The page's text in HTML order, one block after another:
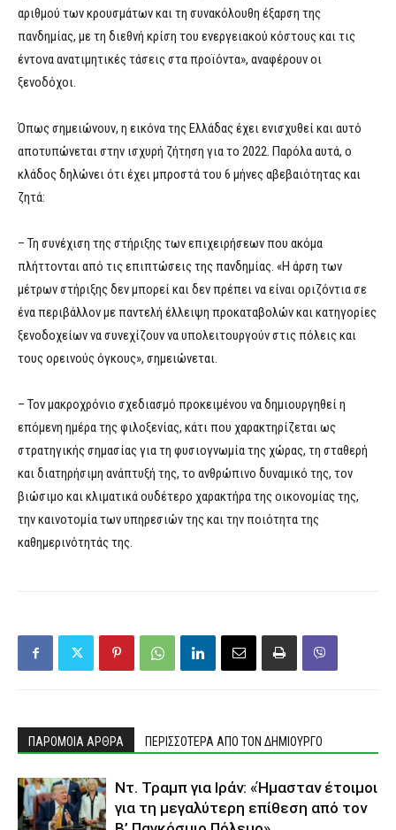
αριθμού των κρουσμάτων και τη συνακόλουθη έξαρση της
πανδημίας, με τη διεθνή κρίση του ενεργειακού κόστους και τις
έντονα ανατιμητικές τάσεις στα προϊόντα», αναφέρουν οι
ξενοδόχοι.
Όπως σημειώνουν, η εικόνα της Ελλάδας έχει ενισχυθεί και αυτό
αποτυπώνεται στην ισχυρή ζήτηση για το 2022. Παρόλα αυτά, ο
κλάδος δηλώνει ότι έχει μπροστά του 6 μήνες αβεβαιότητας και
ζητά:
– Τη συνέχιση της στήριξης των επιχειρήσεων που ακόμα
πλήττονται από τις επιπτώσεις της πανδημίας. «Η άρση των
μέτρων στήριξης δεν μπορεί και δεν πρέπει να είναι οριζόντια σε
ένα περιβάλλον με παντελή έλλειψη προκαταβολών και κατηγορίες
ξενοδοχείων να συνεχίζουν να υπολειτουργούν στις πόλεις και
τους ορεινούς όγκους», σημειώνεται.
– Τον μακροχρόνιο σχεδιασμό προκειμένου να δημιουργηθεί η
επόμενη ημέρα της φιλοξενίας, κάτι που χαρακτηρίζεται ως
στρατηγικής σημασίας για τη φυσιογνωμία της χώρας, τη σταθερή
και διατηρήσιμη ανάπτυξή της, το ανθρώπινο δυναμικό της, τον
βιώσιμο και κλιματικά ουδέτερο χαρακτήρα της οικονομίας της,
την καινοτομία των υπηρεσιών της και την ποιότητα της
καθημερινότητάς της.
ΠΑΡΟΜΟΙΑ ΑΡΘΡΑ ΠΕΡΙΣΣΟΤΕΡΑ ΑΠΟ ΤΟΝ ΔΗΜΙΟΥΡΓΟ
Ντ. Τραμπ για Ιράν: «Ήμασταν έτοιμοι
για τη μεγαλύτερη επίθεση από τον